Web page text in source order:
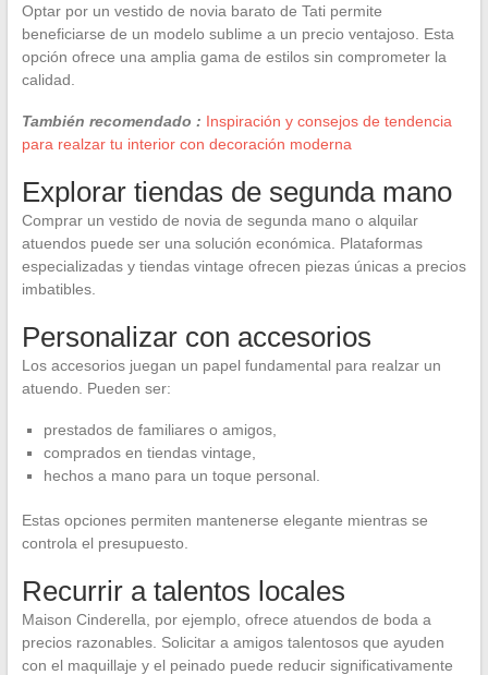
Optar por un vestido de novia barato de Tati permite
beneficiarse de un modelo sublime a un precio ventajoso. Esta
opción ofrece una amplia gama de estilos sin comprometer la
calidad.
También recomendado : Inspiración y consejos de tendencia
para realzar tu interior con decoración moderna
Explorar tiendas de segunda mano
Comprar un vestido de novia de segunda mano o alquilar
atuendos puede ser una solución económica. Plataformas
especializadas y tiendas vintage ofrecen piezas únicas a precios
imbatibles.
Personalizar con accesorios
Los accesorios juegan un papel fundamental para realzar un
atuendo. Pueden ser:
prestados de familiares o amigos,
comprados en tiendas vintage,
hechos a mano para un toque personal.
Estas opciones permiten mantenerse elegante mientras se
controla el presupuesto.
Recurrir a talentos locales
Maison Cinderella, por ejemplo, ofrece atuendos de boda a
precios razonables. Solicitar a amigos talentosos que ayuden
con el maquillaje y el peinado puede reducir significativamente